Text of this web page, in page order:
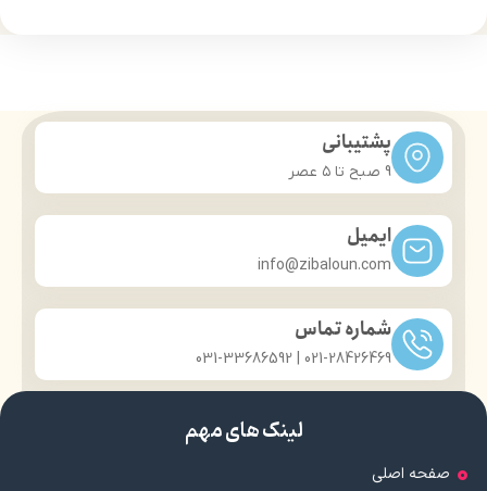
تقویت کننده و احیا کننده
پشتیبانی
9 صبح تا ۵ عصر
ایمیل
info@zibaloun.com
شماره تماس
021-28426469 | 031-33686592
لینک های مهم
صفحه اصلی